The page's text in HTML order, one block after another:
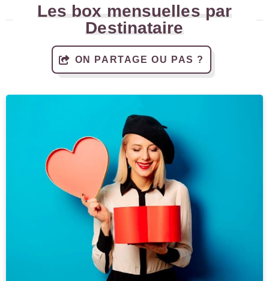
Les box mensuelles par
Destinataire
ON PARTAGE OU PAS ?